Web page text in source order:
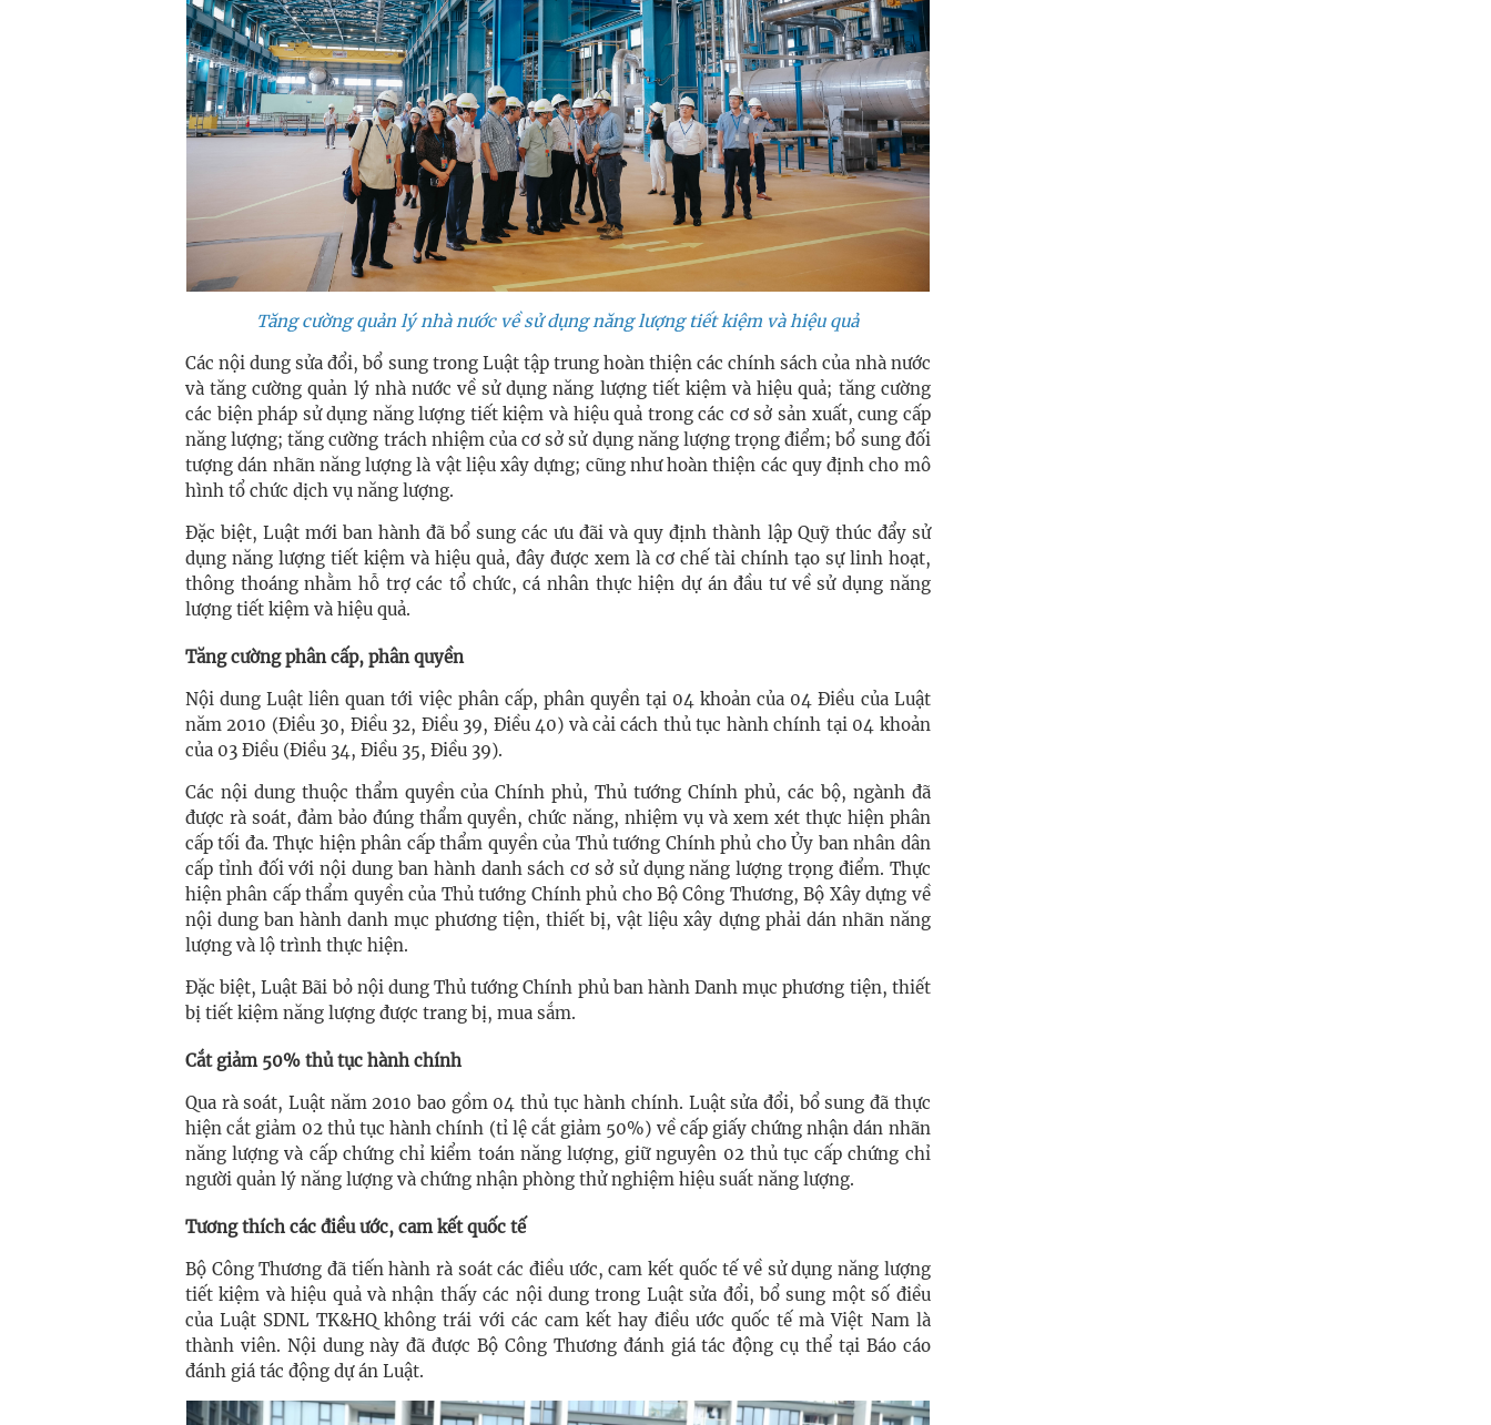
Tăng cường quản lý nhà nước về sử dụng năng lượng tiết kiệm và hiệu quả
Các nội dung sửa đổi, bổ sung trong Luật tập trung hoàn thiện các chính sách của nhà nước
và tăng cường quản lý nhà nước về sử dụng năng lượng tiết kiệm và hiệu quả; tăng cường
các biện pháp sử dụng năng lượng tiết kiệm và hiệu quả trong các cơ sở sản xuất, cung cấp
năng lượng; tăng cường trách nhiệm của cơ sở sử dụng năng lượng trọng điểm; bổ sung đối
tượng dán nhãn năng lượng là vật liệu xây dựng; cũng như hoàn thiện các quy định cho mô
hình tổ chức dịch vụ năng lượng.
Đặc biệt, Luật mới ban hành đã bổ sung các ưu đãi và quy định thành lập Quỹ thúc đẩy sử
dụng năng lượng tiết kiệm và hiệu quả, đây được xem là cơ chế tài chính tạo sự linh hoạt,
thông thoáng nhằm hỗ trợ các tổ chức, cá nhân thực hiện dự án đầu tư về sử dụng năng
lượng tiết kiệm và hiệu quả.
Tăng cường phân cấp, phân quyền
Nội dung Luật liên quan tới việc phân cấp, phân quyền tại 04 khoản của 04 Điều của Luật
năm 2010 (Điều 30, Điều 32, Điều 39, Điều 40) và cải cách thủ tục hành chính tại 04 khoản
của 03 Điều (Điều 34, Điều 35, Điều 39).
Các nội dung thuộc thẩm quyền của Chính phủ, Thủ tướng Chính phủ, các bộ, ngành đã
được rà soát, đảm bảo đúng thẩm quyền, chức năng, nhiệm vụ và xem xét thực hiện phân
cấp tối đa. Thực hiện phân cấp thẩm quyền của Thủ tướng Chính phủ cho Ủy ban nhân dân
cấp tỉnh đối với nội dung ban hành danh sách cơ sở sử dụng năng lượng trọng điểm. Thực
hiện phân cấp thẩm quyền của Thủ tướng Chính phủ cho Bộ Công Thương, Bộ Xây dựng về
nội dung ban hành danh mục phương tiện, thiết bị, vật liệu xây dựng phải dán nhãn năng
lượng và lộ trình thực hiện.
Đặc biệt, Luật Bãi bỏ nội dung Thủ tướng Chính phủ ban hành Danh mục phương tiện, thiết
bị tiết kiệm năng lượng được trang bị, mua sắm.
Cắt giảm 50% thủ tục hành chính
Qua rà soát, Luật năm 2010 bao gồm 04 thủ tục hành chính. Luật sửa đổi, bổ sung đã thực
hiện cắt giảm 02 thủ tục hành chính (tỉ lệ cắt giảm 50%) về cấp giấy chứng nhận dán nhãn
năng lượng và cấp chứng chỉ kiểm toán năng lượng, giữ nguyên 02 thủ tục cấp chứng chỉ
người quản lý năng lượng và chứng nhận phòng thử nghiệm hiệu suất năng lượng.
Tương thích các điều ước, cam kết quốc tế
Bộ Công Thương đã tiến hành rà soát các điều ước, cam kết quốc tế về sử dụng năng lượng
tiết kiệm và hiệu quả và nhận thấy các nội dung trong Luật sửa đổi, bổ sung một số điều
của Luật SDNL TK&HQ không trái với các cam kết hay điều ước quốc tế mà Việt Nam là
thành viên. Nội dung này đã được Bộ Công Thương đánh giá tác động cụ thể tại Báo cáo
đánh giá tác động dự án Luật.